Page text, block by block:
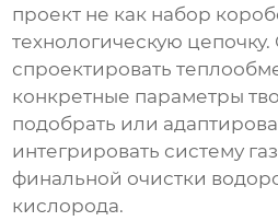
проект не как набор
технологическую цепочку.
спроектировать
конкретные параметры
подобрать или
интегрировать систему
финальной очистки
кислорода.